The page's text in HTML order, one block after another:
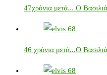
47χρόνια μετά... Ο
46 χρόνια μετά...Ο